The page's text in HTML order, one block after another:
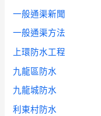
一般通渠新聞
一般通渠方法
上環防水工程
九龍區防水
九龍城防水
利東村防水